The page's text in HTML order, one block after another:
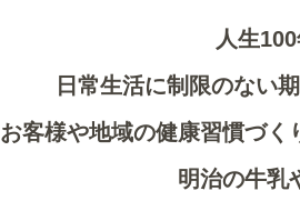
人生
日常生活に制限のない
お客様や地域の健康習慣づ
明治の牛乳